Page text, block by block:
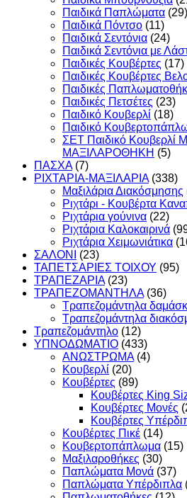
Παιδικά Παπλώματα (29)
Παιδικά Πόντσο (11)
Παιδικά Σεντόνια (24)
Παιδικά Σεντόνια με
Παιδικές Κουβέρτες (17)
Παιδικές Κουβέρτες
Παιδικές
Παιδικές Πετσέτες (23)
Παιδικό Κουβερλί (18)
Παιδικό
ΣΕΤ Παιδικό Κουβερλί
ΜΑΞΙΛΑΡΟΘΗΚΗ (5)
ΠΑΣΧΑ (7)
ΡΙΧΤΑΡΙΑ-ΜΑΞΙΛΑΡΙΑ (338)
Μαξιλάρια Διακόσμησης
Ριχτάρι - Κουβέρτα
Ριχτάρια γούνινα (22)
Ριχτάρια Καλοκαιρινά
Ριχτάρια Χειμωνιάτικα
ΣΑΛΟΝΙ
(23)
ΤΑΠΕΤΣΑΡΙΕΣ ΤΟΙΧΟΥ (95)
ΤΡΑΠΕΖΑΡΙΑ (23)
ΤΡΑΠΕΖΟΜΑΝΤΗΛΑ (36)
Τραπεζομάντηλα
Τραπεζομάντηλα
Τραπεζομάντηλο (12)
ΥΠΝΟΔΩΜΑΤΙO (433)
ΑΝΩΣΤΡΩΜΑ (4)
Κουβερλί (20)
Κουβέρτες (89)
Κουβέρτες King
Κουβέρτες Μονές
Κουβέρτες
Κουβέρτες Πικέ (14)
Κουβερτοπάπλωμα (15)
Μαξιλαροθήκες (30)
Παπλώματα Μονά (37)
Παπλώματα Υπέρδιπλα